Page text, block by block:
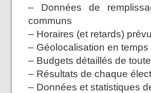
– Données de
communs
– Horaires (et retards)
– Géolocalisation en
– Budgets détaillés de
– Résultats de chaque
– Données et statistiques